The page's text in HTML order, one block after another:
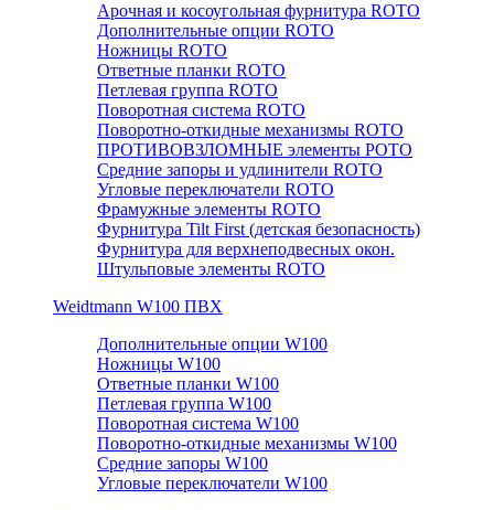
Арочная и косоугольная фурнитура ROTO
Дополнительные опции ROTO
Ножницы ROTO
Ответные планки ROTO
Петлевая группа ROTO
Поворотная система ROTO
Поворотно-откидные механизмы ROTO
ПРОТИВОВЗЛОМНЫЕ элементы РОТО
Средние запоры и удлинители ROTO
Угловые переключатели ROTO
Фрамужные элементы ROTO
Фурнитура Tilt First (детская безопасность)
Фурнитура для верхнеподвесных окон.
Штульповые элементы ROTO
Weidtmann W100 ПВХ
Дополнительные опции W100
Ножницы W100
Ответные планки W100
Петлевая группа W100
Поворотная система W100
Поворотно-откидные механизмы W100
Средние запоры W100
Угловые переключатели W100